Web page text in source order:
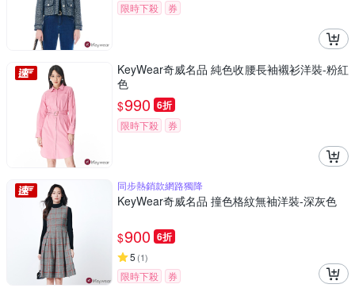
限時下殺 券
KeyWear奇威名品 純色收腰長袖襯衫洋裝-粉紅
色
$990 6折
限時下殺 券
同步熱銷款網路獨降
KeyWear奇威名品 撞色格紋無袖洋裝-深灰色
$900 6折
5 (1)
限時下殺 券